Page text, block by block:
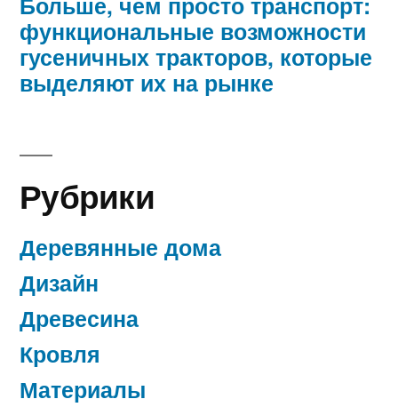
функциональные возможности
гусеничных тракторов, которые
выделяют их на рынке
Рубрики
Деревянные дома
Дизайн
Древесина
Кровля
Материалы